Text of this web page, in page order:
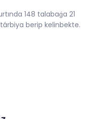
148 talabaǵa 21
berip kelinbekte.